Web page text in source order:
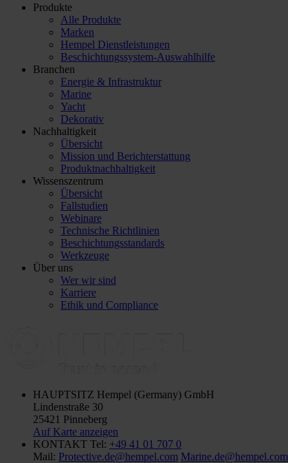
Produkte
Alle Produkte
Marken
Hempel Dienstleistungen
Beschichtungssystem-Auswahlhilfe
Branchen
Energie & Infrastruktur
Marine
Yacht
Dekorativ
Nachhaltigkeit
Übersicht
Mission und Berichterstattung
Produktnachhaltigkeit
Wissenszentrum
Übersicht
Fallstudien
Webinare
Technische Richtlinien
Beschichtungsstandards
Werkzeuge
Über uns
Wer wir sind
Karriere
Ethik und Compliance
HAUPTSITZ Hempel (Germany) GmbH
Lindenstraße 30
25421 Pinneberg
Auf Karte anzeigen
KONTAKT Tel: +49 41 01 707 0
Mail: Protective.de@hempel.com Marine.de@hempel.com